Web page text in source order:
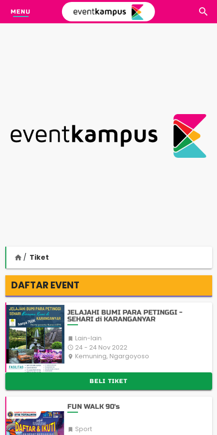
MENU
home Tiket
DAFTAR EVENT
JELAJAHI BUMI PARA PETINGGI -
SEHARI di KARANGANYAR
 Lain-lain
 24 - 24 Nov 2022
place Kemuning, Ngargoyoso
BELI TIKET
FUN WALK 90's
 Sport